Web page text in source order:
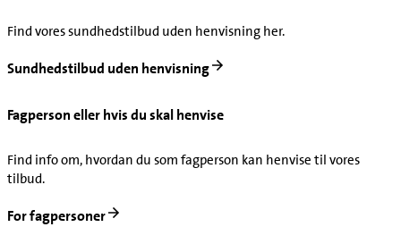
Find vores sundhedstilbud uden henvisning her.
Sundhedstilbud uden henvisning
Fagperson eller hvis du skal henvise
Find info om, hvordan du som fagperson kan henvise til vores
tilbud.
For fagpersoner